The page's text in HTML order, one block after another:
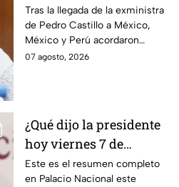
relaciones
diplomáticas tras
llegada de Betssy
Chávez al país
Tras la llegada de la exministra
de Pedro Castillo a México,
México y Perú acordaron
reanudar relaciones desde
07 agosto, 2026
¿Qué dijo la presidente
hoy viernes 7 de
agosto? Resumen EN
VIVO
Este es el resumen completo
en Palacio Nacional este